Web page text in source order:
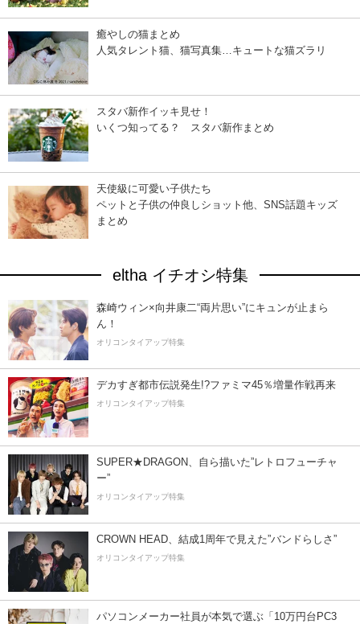
癒やしの猫まとめ
人気タレント猫、猫写真集…キュートな猫ズラリ
スタバ新作イッキ見せ！
いくつ知ってる？ スタバ新作まとめ
天使級に可愛い子供たち
ペットと子供の仲良しショット他、SNS話題キッズ
まとめ
eltha イチオシ特集
森崎ウィン×向井康二“両片思い”にキュンが止まら
ん！
オリコンタイアップ特集
デカすぎ都市伝説発生!?ファミマ45％増量作戦再来
オリコンタイアップ特集
SUPER★DRAGON、自ら描いた”レトロフューチャ
ー”
オリコンタイアップ特集
CROWN HEAD、結成1周年で見えた”バンドらしさ”
オリコンタイアップ特集
パソコンメーカー社員が本気で選ぶ「10万円台PC3